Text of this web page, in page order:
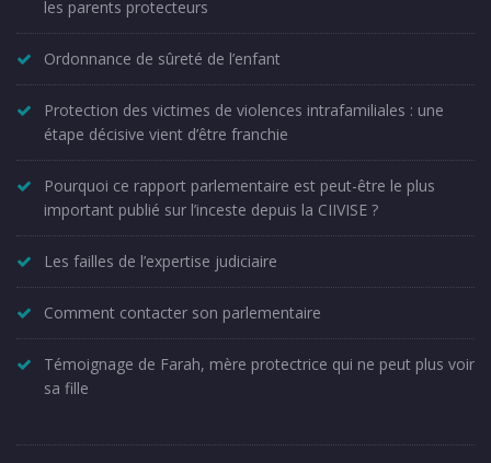
les parents protecteurs
Ordonnance de sûreté de l’enfant
Protection des victimes de violences intrafamiliales : une
étape décisive vient d’être franchie
Pourquoi ce rapport parlementaire est peut-être le plus
important publié sur l’inceste depuis la CIIVISE ?
Les failles de l’expertise judiciaire
Comment contacter son parlementaire
Témoignage de Farah, mère protectrice qui ne peut plus voir
sa fille